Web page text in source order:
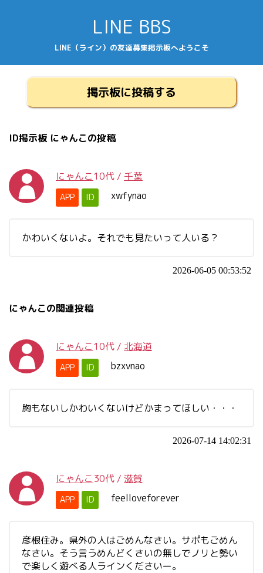
LINE BBS
LINE（ライン）の友達募集掲示板へようこそ
掲示板に投稿する
ID掲示板 にゃんこの投稿
にゃんこ10代 / 千葉
APP ID xwfynao
かわいくないよ。それでも見たいって人いる？
2026-06-05 00:53:52
にゃんこの関連投稿
にゃんこ10代 / 北海道
APP ID bzxvnao
胸もないしかわいくないけどかまってほしい・・・
2026-07-14 14:02:31
にゃんこ 30代 / 滋賀
APP ID feelloveforever
彦根住み。県外の人はごめんなさい。サポもごめん
なさい。そう言うめんどくさいの無しでノリと勢い
で楽しく遊べる人ラインくださいー。